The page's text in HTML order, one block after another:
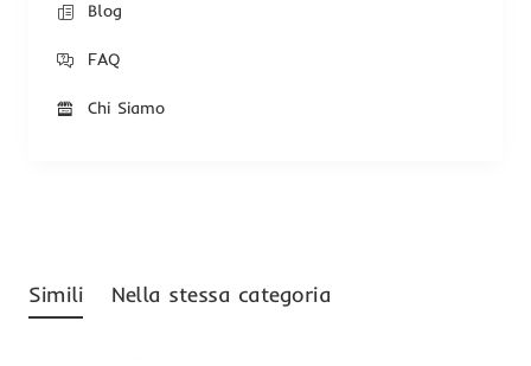
Blog
FAQ
Chi Siamo
Simili Nella stessa categoria